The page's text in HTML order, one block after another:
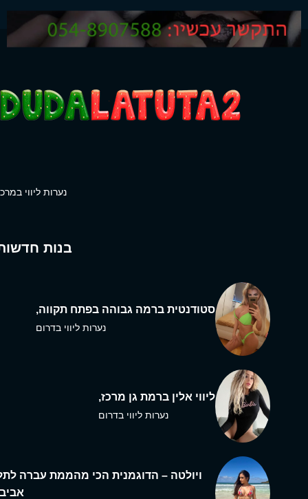
נערות ליווי
בנות
סטודנטית ברמה גבוהה בפתח תקווה,
נערות ליווי בדרום
ליווי אלין ברמת גן מרכז,
נערות ליווי בדרום
ויולטה – הדוגמנית הכי מהממת עברה